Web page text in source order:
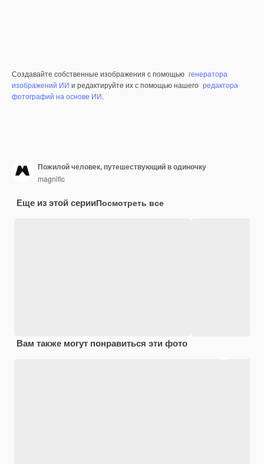
Создавайте собственные изображения с помощью генератора
изображений ИИ и редактируйте их с помощью нашего редактора
фотографий на основе ИИ.
Пожилой человек, путешествующий в одиночку
magnific
Еще из этой серииПосмотреть все
Вам также могут понравиться эти фото